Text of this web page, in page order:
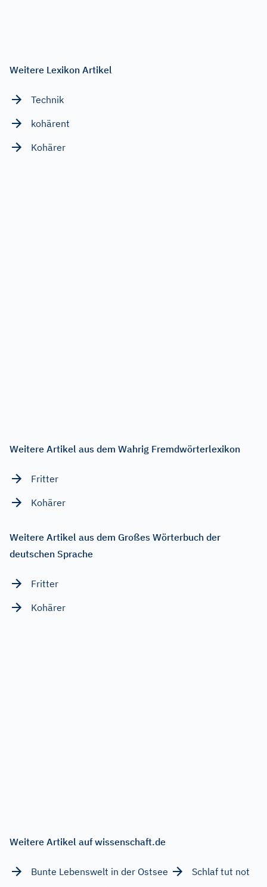
Weitere Lexikon Artikel
Technik
kohärent
Kohärer
Weitere Artikel aus dem Wahrig Fremdwörterlexikon
Fritter
Kohärer
Weitere Artikel aus dem Großes Wörterbuch der
deutschen Sprache
Fritter
Kohärer
Weitere Artikel auf wissenschaft.de
Bunte Lebenswelt in der Ostsee
Schlaf tut not